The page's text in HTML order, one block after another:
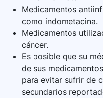
Medicamentos
como indometacina.
Medicamentos
cáncer.
Es posible que su
de sus
para evitar sufrir de
secundarios